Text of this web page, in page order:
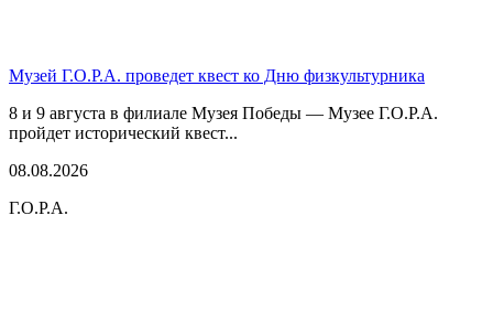
Музей Г.О.Р.А. проведет квест ко Дню физкультурника
8 и 9 августа в филиале Музея Победы — Музее Г.О.Р.А.
пройдет исторический квест...
08.08.2026
Г.О.Р.А.